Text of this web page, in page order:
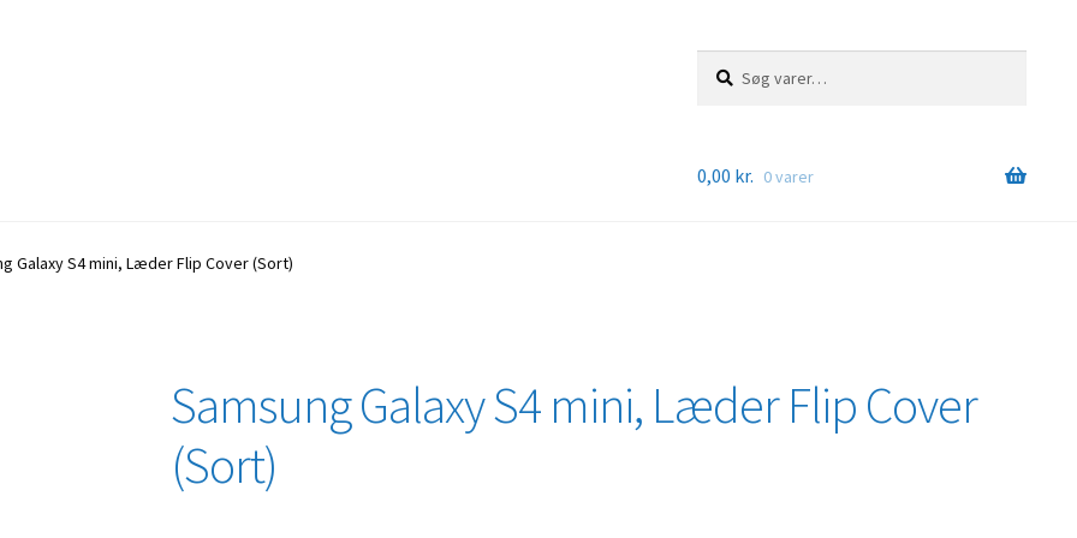
efter:
0,00 kr. 0 varer
Galaxy S4 mini, Læder Flip Cover (Sort)
Samsung Galaxy S4 mini, Læder Flip Cover
(Sort)